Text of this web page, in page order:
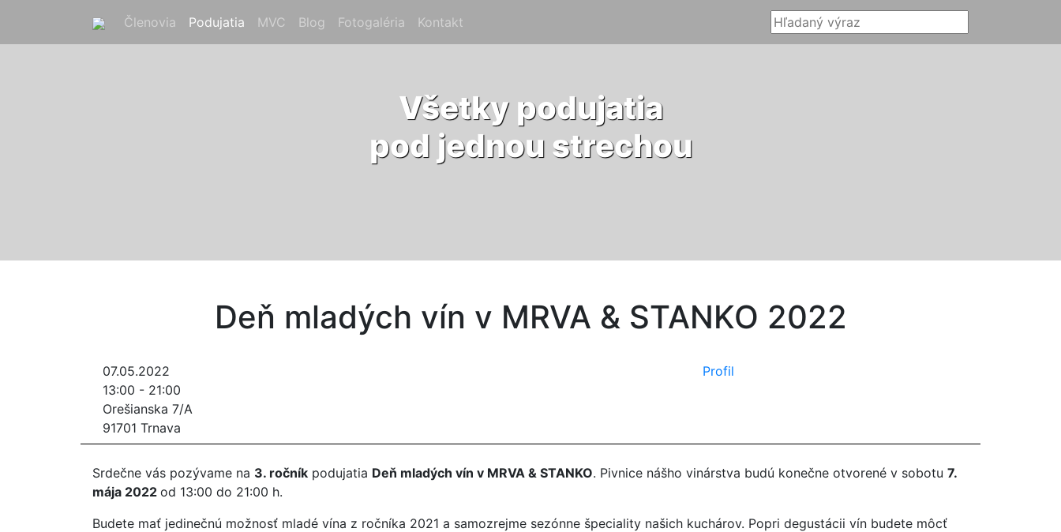
Členovia (current)
Podujatia (current)
MVC (current)
Blog (current)
Fotogaléria (current)
Kontakt
Všetky podujatia
pod jednou strechou
Deň mladých vín v MRVA & STANKO 2022
07.05.2022
13:00 - 21:00
Orešianska 7/A
91701 Trnava
Profil
Srdečne vás pozývame na 3. ročník podujatia Deň mladých vín v MRVA & STANKO. Pivnice nášho vinárstva budú konečne otvorené v sobotu 7.
mája 2022 od 13:00 do 21:00 h.
Budete mať jedinečnú možnosť mladé vína z ročníka 2021 a samozrejme sezónne špeciality našich kuchárov. Popri degustácii vín budete môcť